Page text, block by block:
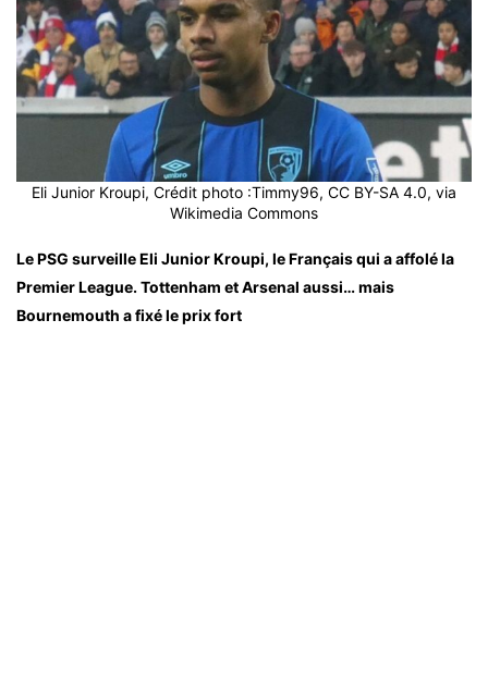
Eli Junior Kroupi, Crédit photo :Timmy96, CC BY-SA 4.0, via
Wikimedia Commons
Le PSG surveille Eli Junior Kroupi, le Français qui a affolé la
Premier League. Tottenham et Arsenal aussi… mais
Bournemouth a fixé le prix fort